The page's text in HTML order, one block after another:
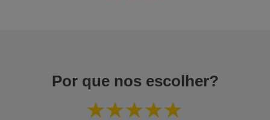
Por que nos escolher?